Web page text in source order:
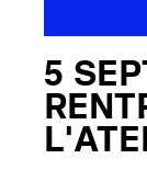
5